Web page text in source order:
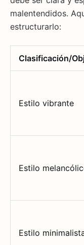
malentendidos.
estructurarlo:
Clasificación/
Estilo vibrante
Estilo
Estilo